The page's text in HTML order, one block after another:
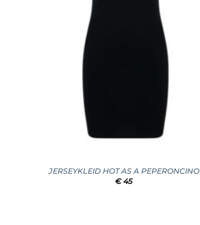
JERSEYKLEID HOT AS A PEPERONCINO
€45